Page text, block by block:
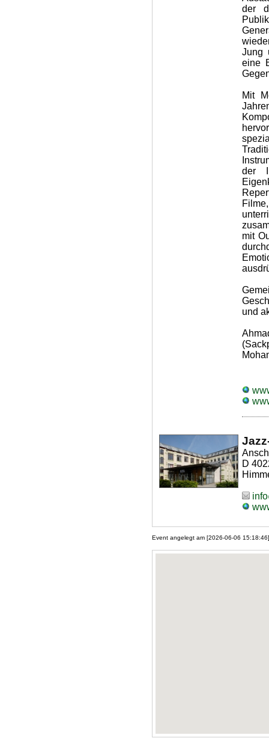
der
Jung
eine
Mit
der
mit
und
D
Event angelegt am [2026-06-06